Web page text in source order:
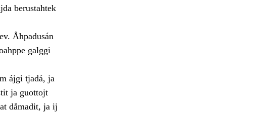
berustahtek
Åhpadusán
galggi
ájgi tjadá, ja
ja guottojt
dåmadit, ja ij